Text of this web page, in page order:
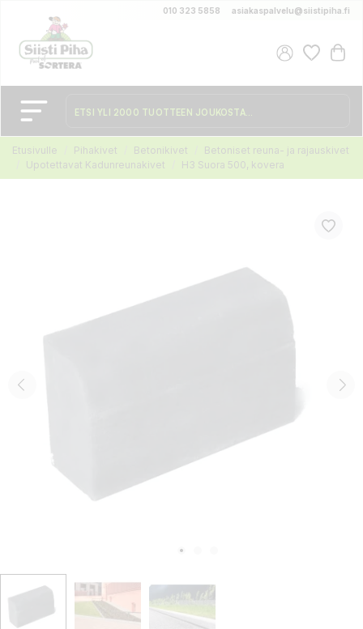
010 323 5858 asiakaspalvelu@siistipiha.fi
Etusivulle Pihakivet Betonikivet
Betoniset reuna- ja rajauskivet
Upotettavat Kadunreunakivet
H3 Suora 500, kovera